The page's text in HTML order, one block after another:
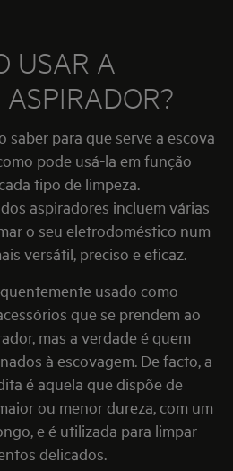
USAR A
para que serve a escova
pode usá-la em função
tipo de limpeza.
aspiradores incluem várias
o seu eletrodoméstico num
versátil, preciso e eficaz.
usado como
que se prendem ao
mas a verdade é quem
à escovagem. De facto, a
é aquela que dispõe de
ou menor dureza, com um
e é utilizada para limpar
delicados.